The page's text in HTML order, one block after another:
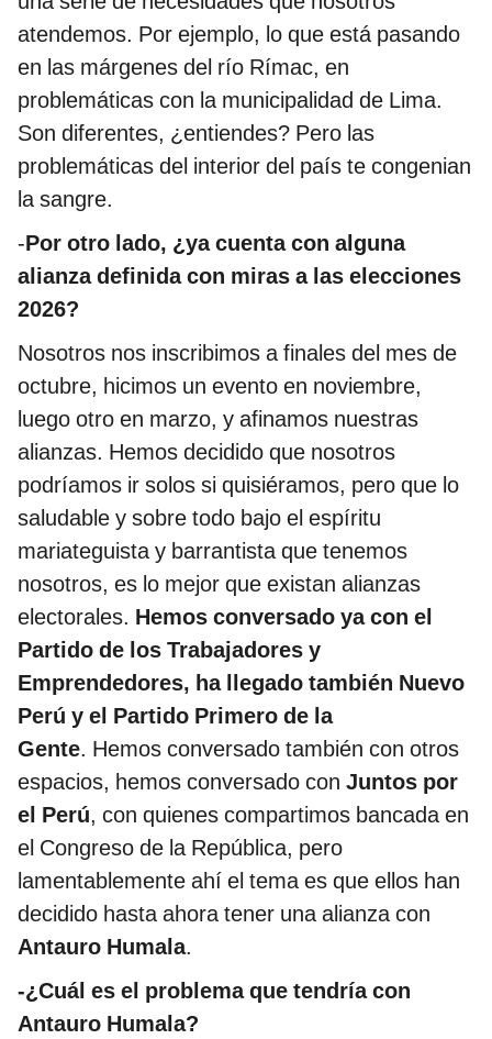
atendemos. Por ejemplo, lo que está pasando
en las márgenes del río Rímac, en
problemáticas con la municipalidad de Lima.
Son diferentes, ¿entiendes? Pero las
problemáticas del interior del país te congenian
la sangre.
-Por otro lado, ¿ya cuenta con alguna
alianza definida con miras a las elecciones
2026?
Nosotros nos inscribimos a finales del mes de
octubre, hicimos un evento en noviembre,
luego otro en marzo, y afinamos nuestras
alianzas. Hemos decidido que nosotros
podríamos ir solos si quisiéramos, pero que lo
saludable y sobre todo bajo el espíritu
mariateguista y barrantista que tenemos
nosotros, es lo mejor que existan alianzas
electorales. Hemos conversado ya con el
Partido de los Trabajadores y
Emprendedores, ha llegado también Nuevo
Perú y el Partido Primero de la
Gente. Hemos conversado también con otros
espacios, hemos conversado con Juntos por
el Perú, con quienes compartimos bancada en
el Congreso de la República, pero
lamentablemente ahí el tema es que ellos han
decidido hasta ahora tener una alianza con
Antauro Humala.
-¿Cuál es el problema que tendría con
Antauro Humala?